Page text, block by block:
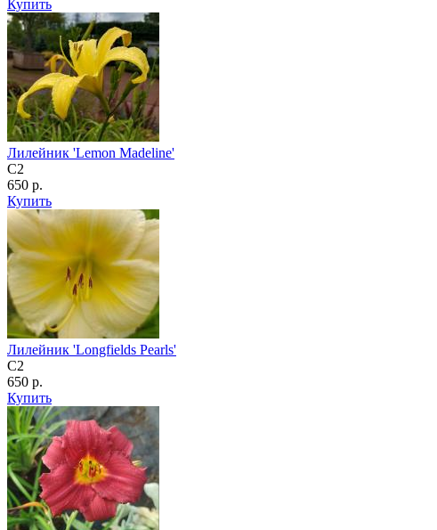
Купить
Лилейник 'Lemon Madeline'
C2
650 р.
Купить
Лилейник 'Longfields Pearls'
C2
650 р.
Купить